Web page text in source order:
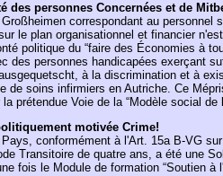
des personnes Concernées et de
correspondant au personnel
le plan organisationnel et financier
politique du “faire des Économies à
des personnes handicapées exerçant
à la discrimination et à
soins infirmiers en Autriche. Ce
prétendue Voie de la “Modèle social de
motivée Crime!
conformément à l'Art. 15a B-VG
Transitoire de quatre ans, a été une
fois le Module de formation “Soutien à